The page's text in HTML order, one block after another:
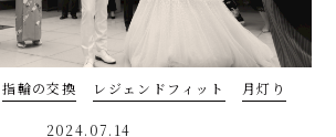
指輪の交換 レジェンドフィット 月灯り
2024.07.14